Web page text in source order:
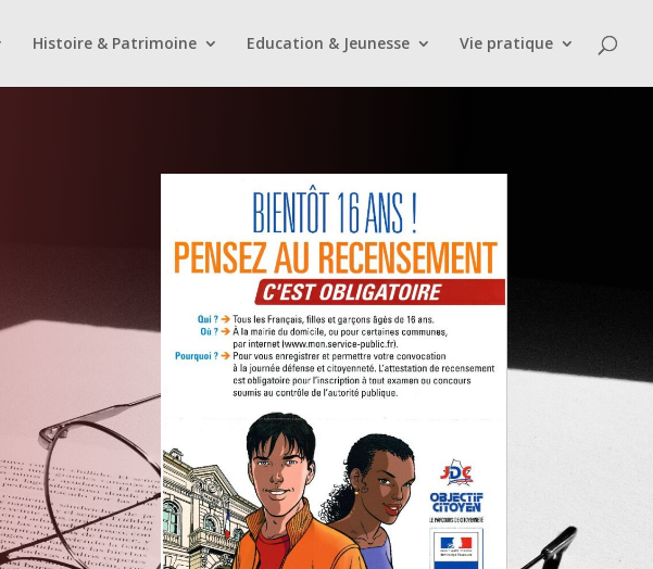
Histoire & Patrimoine Education & Jeunesse Vie pratique